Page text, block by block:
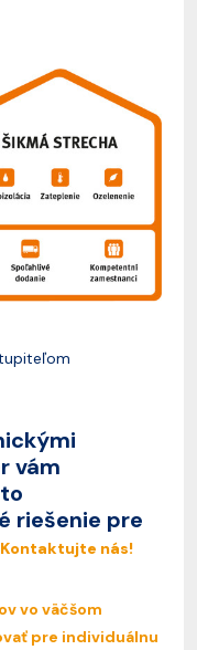
vám
riešenie pre
Kontaktujte nás!
vo väčšom
pre individuálnu